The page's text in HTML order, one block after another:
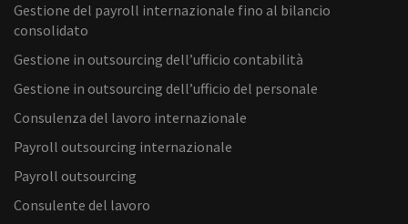
Gestione del payroll internazionale fino al bilancio
consolidato
Gestione in outsourcing dell’ufficio contabilità
Gestione in outsourcing dell’ufficio del personale
Consulenza del lavoro internazionale
Payroll outsourcing internazionale
Payroll outsourcing
Consulente del lavoro